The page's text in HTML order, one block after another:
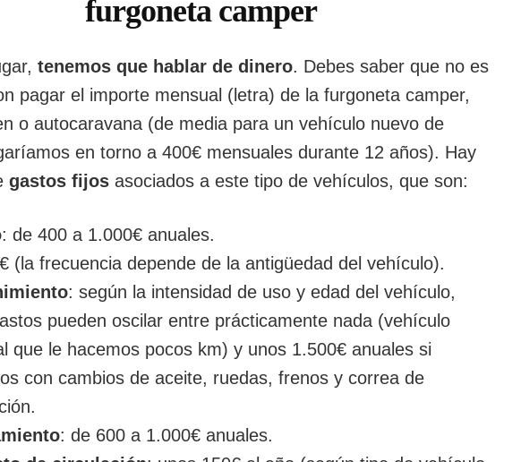
furgoneta camper
tenemos que hablar de dinero. Debes saber que no es
pagar el importe mensual (letra) de la furgoneta camper,
o autocaravana (de media para un vehículo nuevo de
en torno a 400€ mensuales durante 12 años). Hay
gastos fijos asociados a este tipo de vehículos, que son:
: de 400 a 1.000€ anuales.
(la frecuencia depende de la antigüedad del vehículo).
: según la intensidad de uso y edad del vehículo,
pueden oscilar entre prácticamente nada (vehículo
que le hacemos pocos km) y unos 1.500€ anuales si
con cambios de aceite, ruedas, frenos y correa de
: de 600 a 1.000€ anuales.